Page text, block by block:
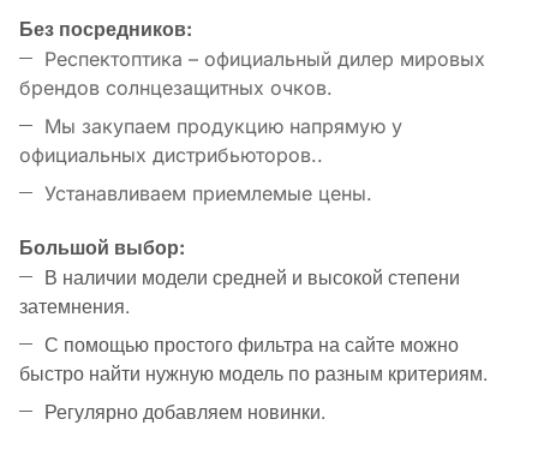
Без посредников:
Респектоптика – официальный дилер мировых
брендов солнцезащитных очков.
Мы закупаем продукцию напрямую у
официальных дистрибьюторов..
Устанавливаем приемлемые цены.
Большой выбор:
В наличии модели средней и высокой степени
затемнения.
С помощью простого фильтра на сайте можно
быстро найти нужную модель по разным критериям.
Регулярно добавляем новинки.